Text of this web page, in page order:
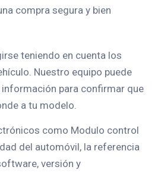
compra segura y bien
teniendo en cuenta los
Nuestro equipo puede
para confirmar que
a tu modelo.
como Modulo control
del automóvil, la referencia
versión y